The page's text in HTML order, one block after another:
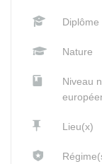
Diplôme
Nature
Niveau
Lieu(x)